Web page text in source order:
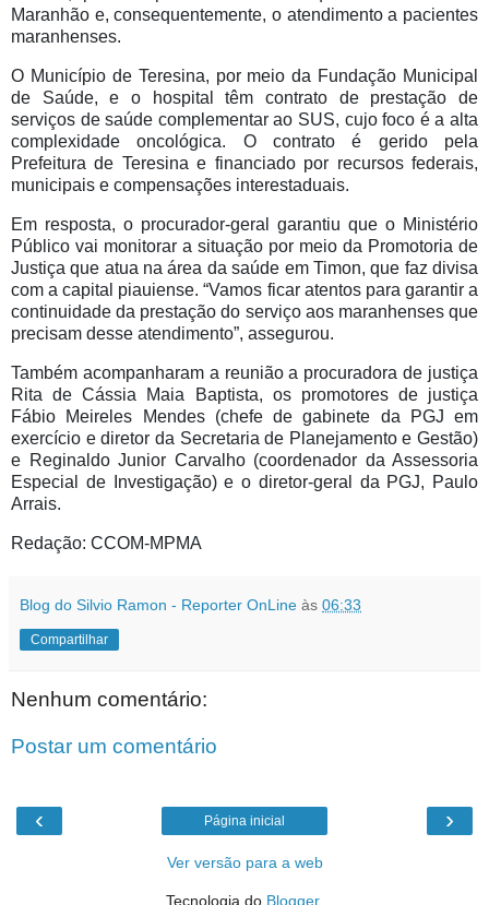
Maranhão e, consequentemente, o atendimento a pacientes
maranhenses.
O Município de Teresina, por meio da Fundação Municipal
de Saúde, e o hospital têm contrato de prestação de
serviços de saúde complementar ao SUS, cujo foco é a alta
complexidade oncológica. O contrato é gerido pela
Prefeitura de Teresina e financiado por recursos federais,
municipais e compensações interestaduais.
Em resposta, o procurador-geral garantiu que o Ministério
Público vai monitorar a situação por meio da Promotoria de
Justiça que atua na área da saúde em Timon, que faz divisa
com a capital piauiense. “Vamos ficar atentos para garantir a
continuidade da prestação do serviço aos maranhenses que
precisam desse atendimento”, assegurou.
Também acompanharam a reunião a procuradora de justiça
Rita de Cássia Maia Baptista, os promotores de justiça
Fábio Meireles Mendes (chefe de gabinete da PGJ em
exercício e diretor da Secretaria de Planejamento e Gestão)
e Reginaldo Junior Carvalho (coordenador da Assessoria
Especial de Investigação) e o diretor-geral da PGJ, Paulo
Arrais.
Redação: CCOM-MPMA
Blog do Silvio Ramon - Reporter OnLine às 06:33
Compartilhar
Nenhum comentário:
Postar um comentário
‹ ›
Página inicial
Ver versão para a web
Tecnologia do Blogger.